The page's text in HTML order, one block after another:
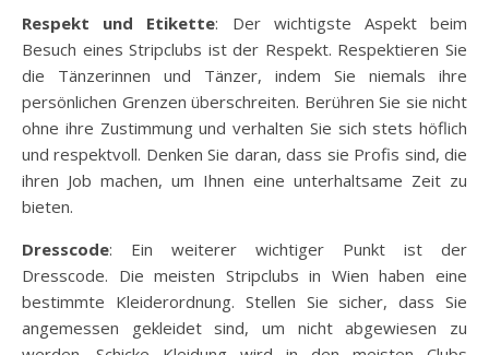
Respekt und Etikette: Der wichtigste Aspekt beim
Besuch eines Stripclubs ist der Respekt. Respektieren Sie
die Tänzerinnen und Tänzer, indem Sie niemals ihre
persönlichen Grenzen überschreiten. Berühren Sie sie nicht
ohne ihre Zustimmung und verhalten Sie sich stets höflich
und respektvoll. Denken Sie daran, dass sie Profis sind, die
ihren Job machen, um Ihnen eine unterhaltsame Zeit zu
bieten.
Dresscode: Ein weiterer wichtiger Punkt ist der
Dresscode. Die meisten Stripclubs in Wien haben eine
bestimmte Kleiderordnung. Stellen Sie sicher, dass Sie
angemessen gekleidet sind, um nicht abgewiesen zu